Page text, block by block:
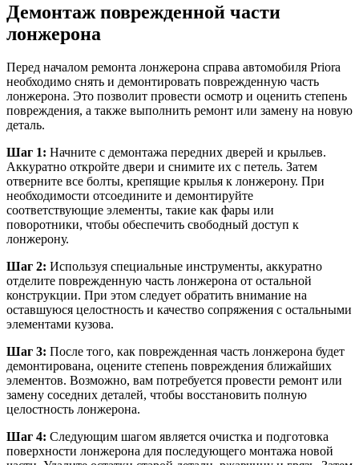
Демонтаж поврежденной части
лонжерона
Перед началом ремонта лонжерона справа автомобиля Priora
необходимо снять и демонтировать поврежденную часть
лонжерона. Это позволит провести осмотр и оценить степень
повреждения, а также выполнить ремонт или замену на новую
деталь.
Шаг 1: Начните с демонтажа передних дверей и крыльев.
Аккуратно откройте двери и снимите их с петель. Затем
отверните все болты, крепящие крылья к лонжерону. При
необходимости отсоедините и демонтируйте
соответствующие элементы, такие как фары или
поворотники, чтобы обеспечить свободный доступ к
лонжерону.
Шаг 2: Используя специальные инструменты, аккуратно
отделите поврежденную часть лонжерона от остальной
конструкции. При этом следует обратить внимание на
оставшуюся целостность и качество сопряжения с остальными
элементами кузова.
Шаг 3: После того, как поврежденная часть лонжерона будет
демонтирована, оцените степень повреждения ближайших
элементов. Возможно, вам потребуется провести ремонт или
замену соседних деталей, чтобы восстановить полную
целостность лонжерона.
Шаг 4: Следующим шагом является очистка и подготовка
поверхности лонжерона для последующего монтажа новой